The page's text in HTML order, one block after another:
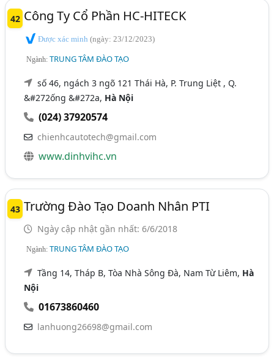
42 Công Ty Cổ Phần HC-HITECK
Được xác minh(ngày: 23/12/2023)
Ngành:TRUNG TÂM ĐÀO TẠO
số 46, ngách 3 ngõ 121 Thái Hà, P. Trung Liệt , Q.
&#272ống &#272a, Hà Nội
(024) 37920574
chienhcautotech@gmail.com
www.dinhvihc.vn
43 Trường Đào Tạo Doanh Nhân PTI
Ngày cập nhật gần nhất: 6/6/2018
Ngành:TRUNG TÂM ĐÀO TẠO
Tầng 14, Tháp B, Tòa Nhà Sông Đà, Nam Từ Liêm, Hà
Nội
01673860460
lanhuong26698@gmail.com